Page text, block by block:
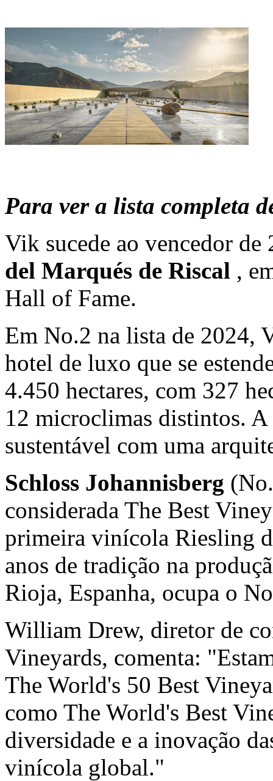
Para ver a lista completa
Vik sucede ao vencedor
del Marqués de Riscal ,
Hall of Fame.
Em No.2 na lista de 2024,
hotel de luxo que se
4.450 hectares, com 327
12 microclimas distintos.
sustentável com uma
Schloss Johannisberg
considerada The Best
primeira vinícola Riesling
anos de tradição na
Rioja, Espanha, ocupa o
William Drew, diretor de
Vineyards, comenta:
The World's 50 Best
como The World's Best
diversidade e a inovação
vinícola global."